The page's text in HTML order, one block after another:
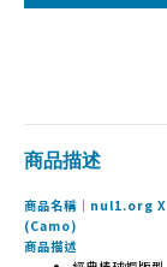
商品描述
商品名稱｜nul1.org
(Camo)
商品描述